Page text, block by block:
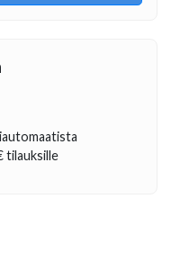
tilauksille